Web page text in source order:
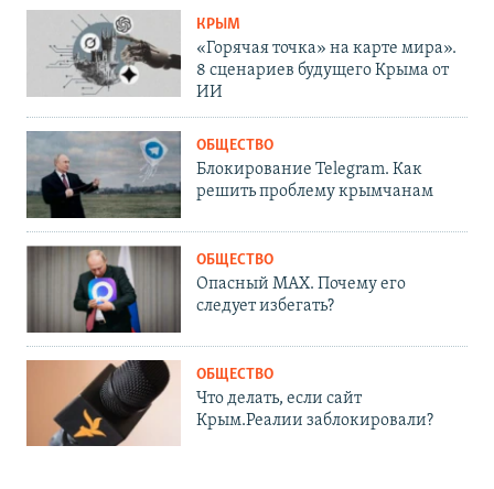
КРЫМ
«Горячая точка» на карте мира».
8 сценариев будущего Крыма от
ИИ
ОБЩЕСТВО
Блокирование Telegram. Как
решить проблему крымчанам
ОБЩЕСТВО
Опасный MAX. Почему его
следует избегать?
ОБЩЕСТВО
Что делать, если сайт
Крым.Реалии заблокировали?